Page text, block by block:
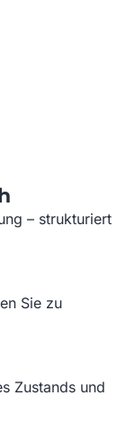
– strukturiert
Sie zu
Zustands und